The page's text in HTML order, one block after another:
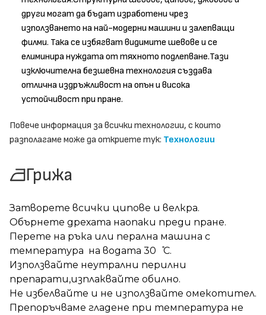
други могат да бъдат изработени чрез
използването на най-модерни машини и залепващи
филми. Така се избягват видимите шевове и се
елиминира нуждата от тяхното подлепване.Тази
изключителна безшевна технология създава
отлична издръжливост на опън и висока
устойчивост при пране.
Повече информация за всички технологии, с които
разполагаме може да откриете тук: Технологии
Грижа
Затворете всички ципове и велкра.
Обърнете дрехата наопаки преди пране.
Перете на ръка или перална машина с
температура на водата 30 ̊С.
Използвайте неутрални перилни
препарати,изплаквайте обилно.
Не избелвайте и не използвайте омекотител.
Препоръчваме гладене при температура не